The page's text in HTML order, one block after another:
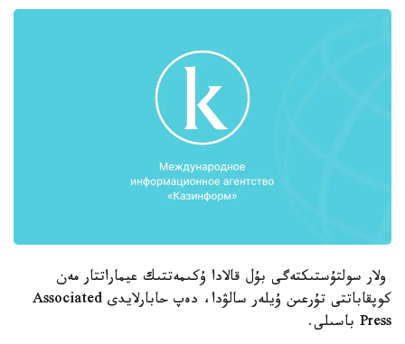
ولار سولتۇستىكتەگى بۇل قالادا ۇكىمەتتىك عيماراتتار مەن
كوپقاباتتى تۇرعىن ۇيلەر سالۋدا، دەپ حابارلايدى Associated
Press باسىلى.